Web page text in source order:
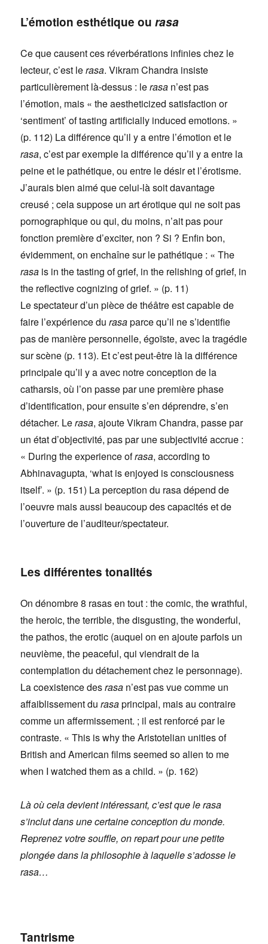
L’émotion esthétique ourasa
Ce que causent ces réverbérations infinies chez le
lecteur, c’est lerasa. Vikram Chandra insiste
particulièrement là-dessus : lerasa n’est pas
l’émotion, mais « the aestheticized satisfaction or
‘sentiment’ of tasting artificially induced emotions. »
(p. 112) La différence qu’il y a entre l’émotion et le
rasa, c’est par exemple la différence qu’il y a entre la
peine et le pathétique, ou entre le désir et l’érotisme.
J’aurais bien aimé que celui-là soit davantage
creusé ; cela suppose un art érotique qui ne soit pas
pornographique ou qui, du moins, n’ait pas pour
fonction première d’exciter, non ? Si ? Enfin bon,
évidemment, on enchaîne sur le pathétique : « The
rasa is in the tasting of grief, in the relishing of grief, in
the reflective cognizing of grief. » (p. 11)
Le spectateur d’un pièce de théâtre est capable de
faire l’expérience durasaparce qu’il ne s’identifie
pas de manière personnelle, égoïste, avec la tragédie
sur scène (p. 113). Et c’est peut-être là la différence
principale qu’il y a avec notre conception de la
catharsis, où l’on passe par une première phase
d’identification, pour ensuite s’en déprendre, s’en
détacher. Lerasa, ajoute Vikram Chandra, passe par
un état d’objectivité, pas par une subjectivité accrue :
« During the experience ofrasa, according to
Abhinavagupta, ‘what is enjoyed is consciousness
itself’. » (p. 151) La perception du rasa dépend de
l’oeuvre mais aussi beaucoup des capacités et de
l’ouverture de l’auditeur/spectateur.
Les différentes tonalités
On dénombre 8 rasas en tout : the comic, the wrathful,
the heroic, the terrible, the disgusting, the wonderful,
the pathos, the erotic (auquel on en ajoute parfois un
neuvième, the peaceful, qui viendrait de la
contemplation du détachement chez le personnage).
La coexistence desrasa n’est pas vue comme un
affaiblissement durasaprincipal, mais au contraire
comme un affermissement. ; il est renforcé par le
contraste. « This is why the Aristotelian unities of
British and American films seemed so alien to me
when I watched them as a child. » (p. 162)
Là où cela devient intéressant, c’est que le rasa
s’inclut dans une certaine conception du monde.
Reprenez votre souffle, on repart pour une petite
plongée dans la philosophie à laquelle s’adosse le
rasa…
Tantrisme